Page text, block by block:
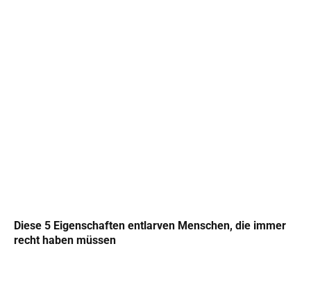
Diese 5 Eigenschaften entlarven Menschen, die immer
recht haben müssen